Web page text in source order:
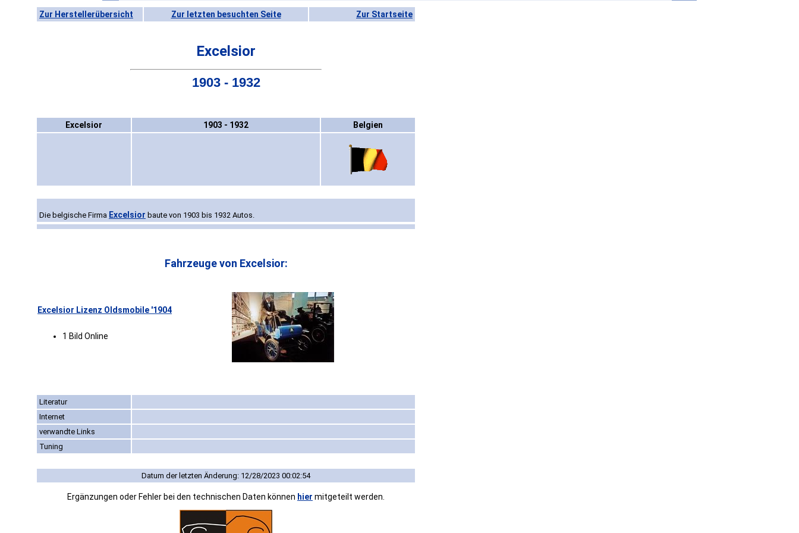
Zur Herstellerübersicht Zur letzten besuchten Seite Zur Startseite
Excelsior
1903 - 1932
Excelsior 1903 - 1932 Belgien
Die belgische Firma Excelsior baute von 1903 bis 1932 Autos.
Fahrzeuge von Excelsior:
Excelsior Lizenz Oldsmobile '1904
1 Bild Online
Literatur
Internet
verwandte Links
Tuning
Datum der letzten Änderung: 12/28/2023 00:02:54
Ergänzungen oder Fehler bei den technischen Daten können hier mitgeteilt werden.